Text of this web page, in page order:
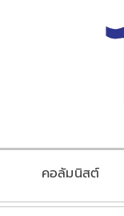
คอลัมนิสต์